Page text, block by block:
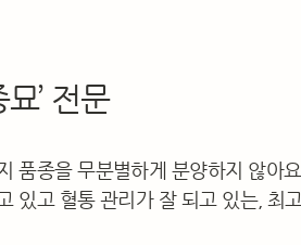
’ 전문
품종을 무분별하게 분양하지 않아요.
있고 혈통 관리가 잘 되고 있는, 최고